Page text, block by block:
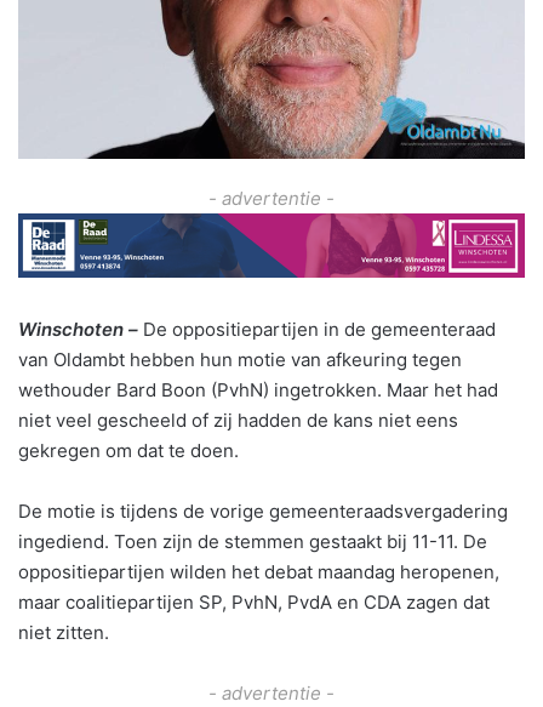
- advertentie -
Winschoten – De oppositiepartijen in de gemeenteraad
van Oldambt hebben hun motie van afkeuring tegen
wethouder Bard Boon (PvhN) ingetrokken. Maar het had
niet veel gescheeld of zij hadden de kans niet eens
gekregen om dat te doen.
De motie is tijdens de vorige gemeenteraadsvergadering
ingediend. Toen zijn de stemmen gestaakt bij 11-11. De
oppositiepartijen wilden het debat maandag heropenen,
maar coalitiepartijen SP, PvhN, PvdA en CDA zagen dat
niet zitten.
- advertentie -